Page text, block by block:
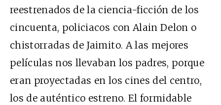
reestrenados de la ciencia-ficción de los
cincuenta, policiacos con Alain Delon o
chistorradas de Jaimito. A las mejores
películas nos llevaban los padres, porque
eran proyectadas en los cines del centro,
los de auténtico estreno. El formidable